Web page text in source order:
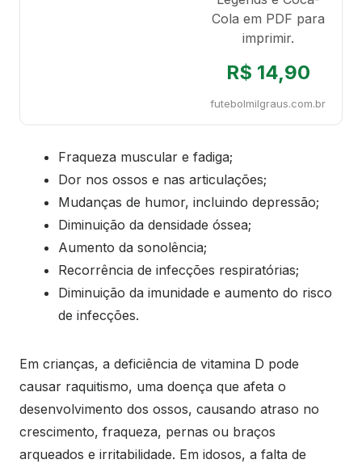
Cola em PDF para
imprimir.
R$ 14,90
futebolmilgraus.com.br
Fraqueza muscular e fadiga;
Dor nos ossos e nas articulações;
Mudanças de humor, incluindo depressão;
Diminuição da densidade óssea;
Aumento da sonolência;
Recorrência de infecções respiratórias;
Diminuição da imunidade e aumento do risco
de infecções.
Em crianças, a deficiência de vitamina D pode
causar raquitismo, uma doença que afeta o
desenvolvimento dos ossos, causando atraso no
crescimento, fraqueza, pernas ou braços
arqueados e irritabilidade. Em idosos, a falta de